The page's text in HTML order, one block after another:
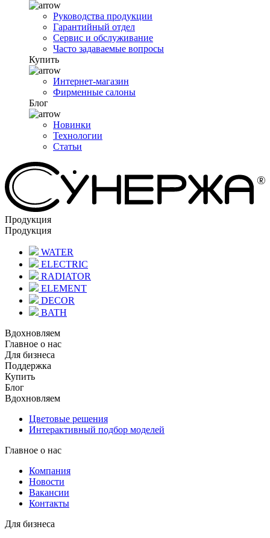
Руководства продукции
Гарантийный отдел
Сервис и обслуживание
Часто задаваемые вопросы
Купить
Интернет-магазин
Фирменные салоны
Блог
Новинки
Технологии
Статьи
Продукция
Продукция
WATER
ELECTRIC
RADIATOR
ELEMENT
DECOR
BATH
Вдохновляем
Главное о нас
Для бизнеса
Поддержка
Купить
Блог
Вдохновляем
Цветовые решения
Интерактивный подбор моделей
Главное о нас
Компания
Новости
Вакансии
Контакты
Для бизнеса